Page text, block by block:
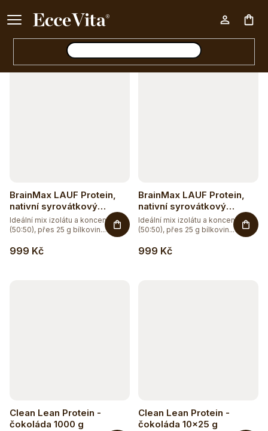
Ke každému nákupu nad 500 Kč dárek zdarma 📦
z
n
u
k
t
ů
V
r
o
d
u
BrainMax LAUF Protein,
nativní syrovátkový
protein, 1000 g - čokoláda
999 Kč
Ideální mix izolátu a koncentrátu
(50:50), přes 25 g bílkovin...
BrainMax LAUF Protein,
nativní syrovátkový
protein, 1000 g - vanilka
999 Kč
Ideální mix izolátu a koncentrátu
(50:50), přes 25 g bílkovin...
Clean Lean Protein -
čokoláda 1000 g
Clean Lean Protein -
čokoláda 10x25 g